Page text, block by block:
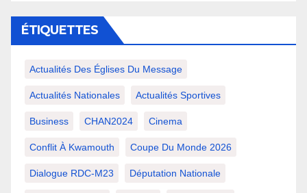
ÉTIQUETTES
Actualités Des Églises Du Message
Actualités Nationales Actualités Sportives
Business CHAN2024 Cinema
Conflit À Kwamouth Coupe Du Monde 2026
Dialogue RDC-M23 Députation Nationale